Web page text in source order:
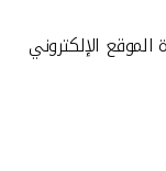
الموقع الإلكتروني